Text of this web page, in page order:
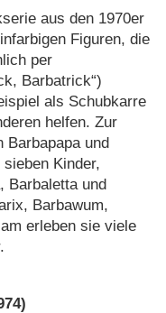
aus den 1970er
Figuren, die
per
Barbatrick“)
als Schubkarre
helfen. Zur
Barbapapa und
Kinder,
Barbaletta und
Barbawum,
erleben sie viele